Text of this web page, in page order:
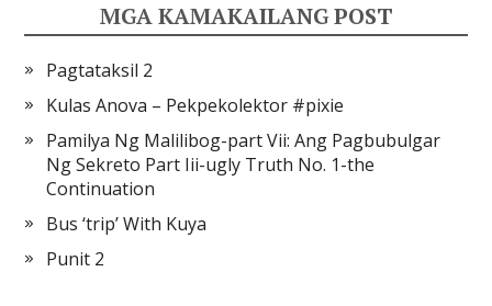
MGA KAMAKAILANG POST
Pagtataksil 2
Kulas Anova – Pekpekolektor #pixie
Pamilya Ng Malilibog-part Vii: Ang Pagbubulgar
Ng Sekreto Part Iii-ugly Truth No. 1-the
Continuation
Bus ‘trip’ With Kuya
Punit 2